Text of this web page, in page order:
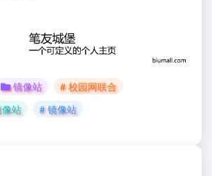
镜像站
# 校园网联合
站
# 镜像站